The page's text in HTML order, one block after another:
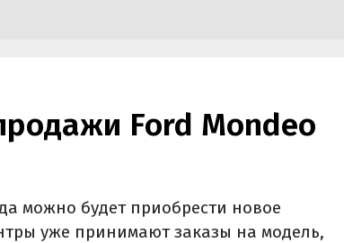
Ford Mondeo
можно будет приобрести новое
уже принимают заказы на модель,